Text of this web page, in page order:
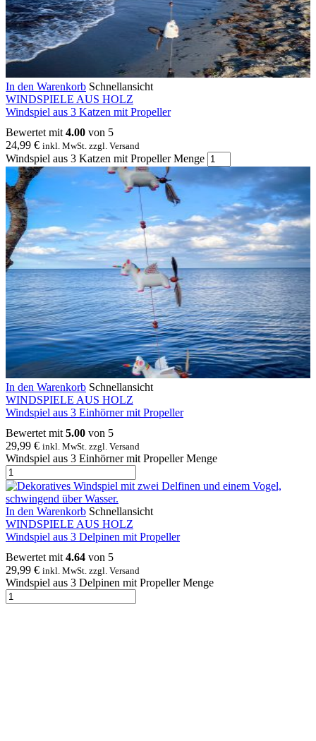
In den Warenkorb Schnellansicht
WINDSPIELE AUS HOLZ
Windspiel aus 3 Katzen mit Propeller
Bewertet mit 4.00 von 5
24,99 € inkl. MwSt. zzgl. Versand
Windspiel aus 3 Katzen mit Propeller Menge
In den Warenkorb Schnellansicht
WINDSPIELE AUS HOLZ
Windspiel aus 3 Einhörner mit Propeller
Bewertet mit 5.00 von 5
29,99 € inkl. MwSt. zzgl. Versand
Windspiel aus 3 Einhörner mit Propeller Menge
In den Warenkorb Schnellansicht
WINDSPIELE AUS HOLZ
Windspiel aus 3 Delpinen mit Propeller
Bewertet mit 4.64 von 5
29,99 € inkl. MwSt. zzgl. Versand
Windspiel aus 3 Delpinen mit Propeller Menge